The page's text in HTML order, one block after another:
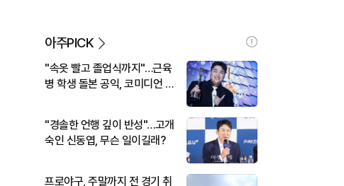
아주PICK
"속옷 빨고 졸업식까지"…근육
병 학생 돌본 공익, 코미디언 김
"경솔한 언행 깊이 반성"…고개
숙인 신동엽, 무슨 일이길래?
프로야구, 주말까지 전 경기 취